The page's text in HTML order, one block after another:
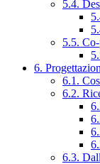
5.4.
5.5.
6.
6.1.
6.2.
6.3.